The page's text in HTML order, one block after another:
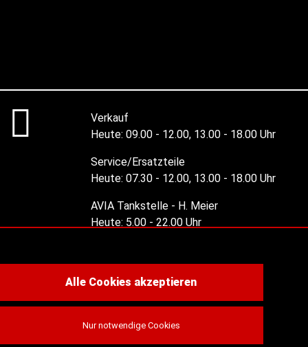
Alle Cookies akzeptieren
Nur notwendige Cookies
Verkauf
Heute: 09.00 - 12.00, 13.00 - 18.00 Uhr
Service/Ersatzteile
Heute: 07.30 - 12.00, 13.00 - 18.00 Uhr
AVIA Tankstelle - H. Meier
Heute: 5.00 - 22.00 Uhr
Alle Öffnungszeiten